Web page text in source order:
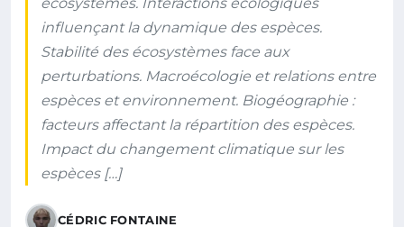
influençant la dynamique des espèces.
Stabilité des écosystèmes face aux
perturbations. Macroécologie et relations entre
espèces et environnement. Biogéographie :
facteurs affectant la répartition des espèces.
Impact du changement climatique sur les
espèces […]
CÉDRIC FONTAINE